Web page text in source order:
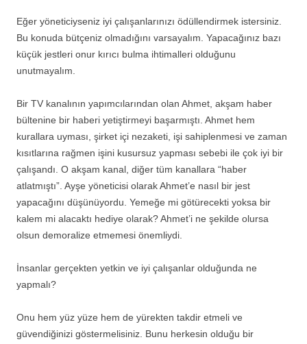
Eğer yöneticiyseniz iyi çalışanlarınızı ödüllendirmek istersiniz.
Bu konuda bütçeniz olmadığını varsayalım. Yapacağınız bazı
küçük jestleri onur kırıcı bulma ihtimalleri olduğunu
unutmayalım.
Bir TV kanalının yapımcılarından olan Ahmet, akşam haber
bültenine bir haberi yetiştirmeyi başarmıştı. Ahmet hem
kurallara uyması, şirket içi nezaketi, işi sahiplenmesi ve zaman
kısıtlarına rağmen işini kusursuz yapması sebebi ile çok iyi bir
çalışandı. O akşam kanal, diğer tüm kanallara “haber
atlatmıştı”. Ayşe yöneticisi olarak Ahmet’e nasıl bir jest
yapacağını düşünüyordu. Yemeğe mi götürecekti yoksa bir
kalem mi alacaktı hediye olarak? Ahmet’i ne şekilde olursa
olsun demoralize etmemesi önemliydi.
İnsanlar gerçekten yetkin ve iyi çalışanlar olduğunda ne
yapmalı?
Onu hem yüz yüze hem de yürekten takdir etmeli ve
güvendiğinizi göstermelisiniz. Bunu herkesin olduğu bir